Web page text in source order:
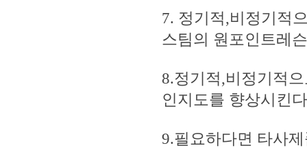
7. 정기적,비정기적
스팀의 원포인트레
8.정기적,비정기적
인지도를 향상시킨다
9.필요하다면 타사